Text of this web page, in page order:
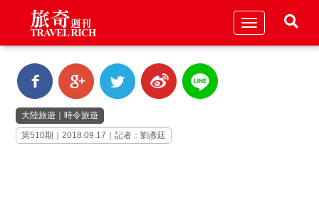
Toggle
大陸旅遊
時令旅遊
第510期｜2018.09.17｜記者：劉彥廷